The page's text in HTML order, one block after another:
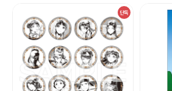
단독